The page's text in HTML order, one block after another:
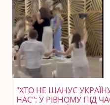
"ХТО НЕ ШАНУЄ
НАС": У РІВНОМУ ПІД